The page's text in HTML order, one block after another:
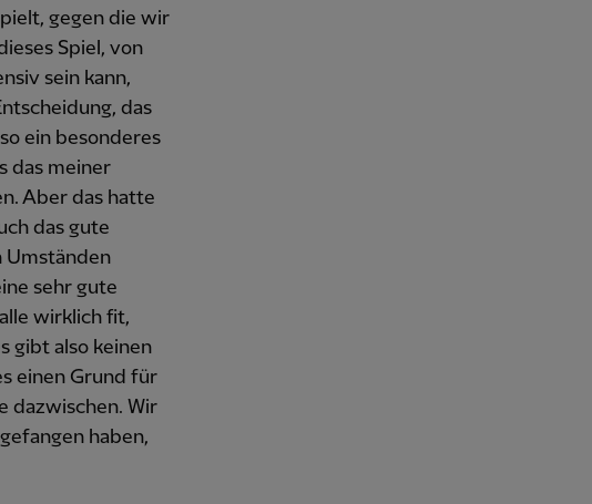
gegen die wir
Spiel, von
sein kann,
das
ein besonderes
das meiner
Aber das hatte
das gute
Umständen
sehr gute
wirklich fit,
gibt also keinen
einen Grund für
dazwischen. Wir
haben,